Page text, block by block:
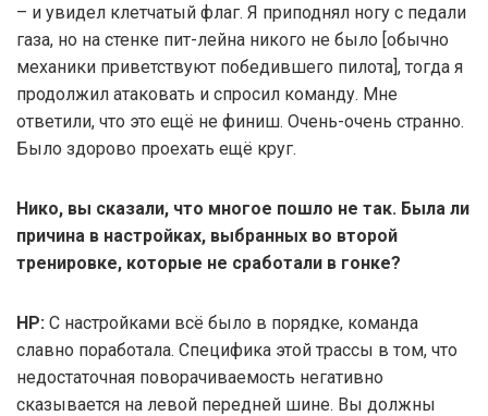
– и увидел клетчатый флаг. Я приподнял ногу с педали
газа, но на стенке пит-лейна никого не было [обычно
механики приветствуют победившего пилота], тогда я
продолжил атаковать и спросил команду. Мне
ответили, что это ещё не финиш. Очень-очень странно.
Было здорово проехать ещё круг.
Нико, вы сказали, что многое пошло не так. Была ли
причина в настройках, выбранных во второй
тренировке, которые не сработали в гонке?
НР: С настройками всё было в порядке, команда
славно поработала. Специфика этой трассы в том, что
недостаточная поворачиваемость негативно
сказывается на левой передней шине. Вы должны